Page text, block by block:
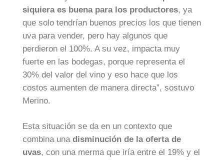
siquiera es buena para los productores, ya
que solo tendrían buenos precios los que tienen
uva para vender, pero hay algunos que
perdieron el 100%. A su vez, impacta muy
fuerte en las bodegas, porque representa el
30% del valor del vino y eso hace que los
costos aumenten de manera directa”, sostuvo
Merino.
Esta situación se da en un contexto que
combina una disminución de la oferta de
uvas, con una merma que iría entre el 19% y el